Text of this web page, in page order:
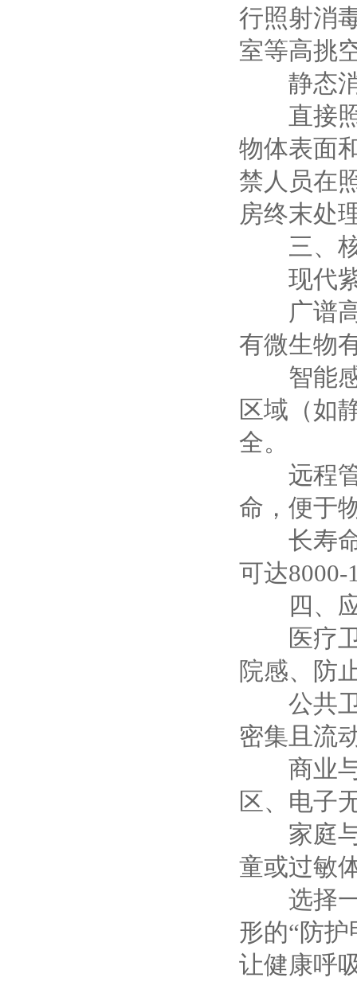
行照射消
室等高挑
静态消
直接照
物体表面
禁人员在
房终末处
三、核
现代紫
广谱高
有微生物
智能感
区域（如
全。
远程管
命，便于
长寿命
可达
四、应
医疗卫
院感、防
公共卫
密集且流
商业与
区、电子
家庭与
童或过敏
选择一
形的“防
让健康呼